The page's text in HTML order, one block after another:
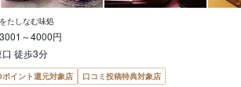
たしなむ味処
3001～4000円
徒歩3分
ポイント還元対象店
口コミ投稿特典対象店